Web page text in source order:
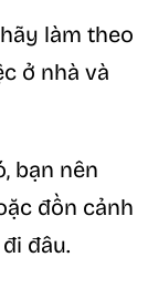
làm theo
ở nhà và
bạn nên
đồn cảnh
đâu.